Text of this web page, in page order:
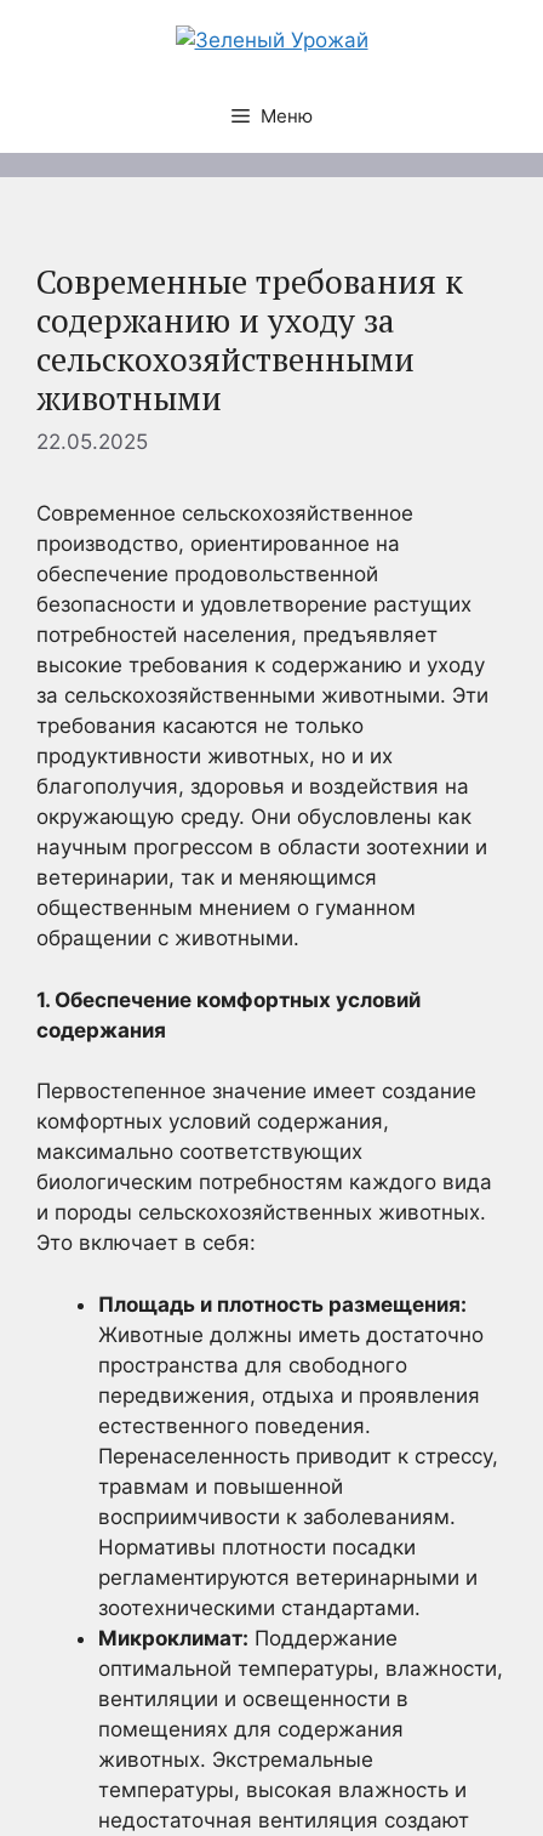
Меню
Современные требования к
содержанию и уходу за
сельскохозяйственными
животными
22.05.2025
Современное сельскохозяйственное
производство, ориентированное на
обеспечение продовольственной
безопасности и удовлетворение растущих
потребностей населения, предъявляет
высокие требования к содержанию и уходу
за сельскохозяйственными животными. Эти
требования касаются не только
продуктивности животных, но и их
благополучия, здоровья и воздействия на
окружающую среду. Они обусловлены как
научным прогрессом в области зоотехнии и
ветеринарии, так и меняющимся
общественным мнением о гуманном
обращении с животными.
1. Обеспечение комфортных условий
содержания
Первостепенное значение имеет создание
комфортных условий содержания,
максимально соответствующих
биологическим потребностям каждого вида
и породы сельскохозяйственных животных.
Это включает в себя:
Площадь и плотность размещения:
Животные должны иметь достаточно
пространства для свободного
передвижения, отдыха и проявления
естественного поведения.
Перенаселенность приводит к стрессу,
травмам и повышенной
восприимчивости к заболеваниям.
Нормативы плотности посадки
регламентируются ветеринарными и
зоотехническими стандартами.
Микроклимат: Поддержание
оптимальной температуры, влажности,
вентиляции и освещенности в
помещениях для содержания
животных. Экстремальные
температуры, высокая влажность и
недостаточная вентиляция создают